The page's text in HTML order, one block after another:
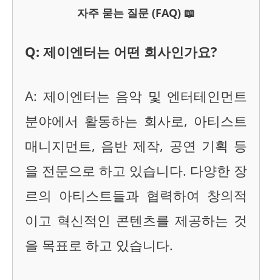
자주 묻는 질문 (FAQ) 📖
Q: 제이엔터는 어떤 회사인가요?
A: 제이엔터는 음악 및 엔터테인먼트
분야에서 활동하는 회사로, 아티스트
매니지먼트, 음반 제작, 공연 기획 등
을 전문으로 하고 있습니다. 다양한 장
르의 아티스트들과 협력하여 창의적
이고 혁신적인 콘텐츠를 제공하는 것
을 목표로 하고 있습니다.